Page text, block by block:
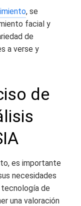
, se
facial y
de
a verse y
de
es importante
necesidades
de
una valoración